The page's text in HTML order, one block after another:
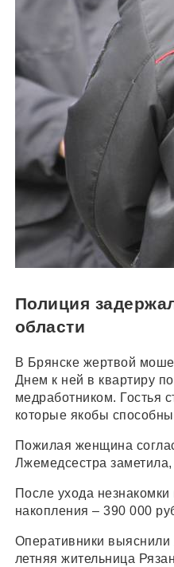
Полиция
области
В Брянске жертвой
Днем к ней в квартиру
медработником. Гостья
которые якобы способны
Пожилая женщина
Лжемедсестра заметила,
После ухода
накопления – 390 000
Оперативники выяснили
летняя жительница